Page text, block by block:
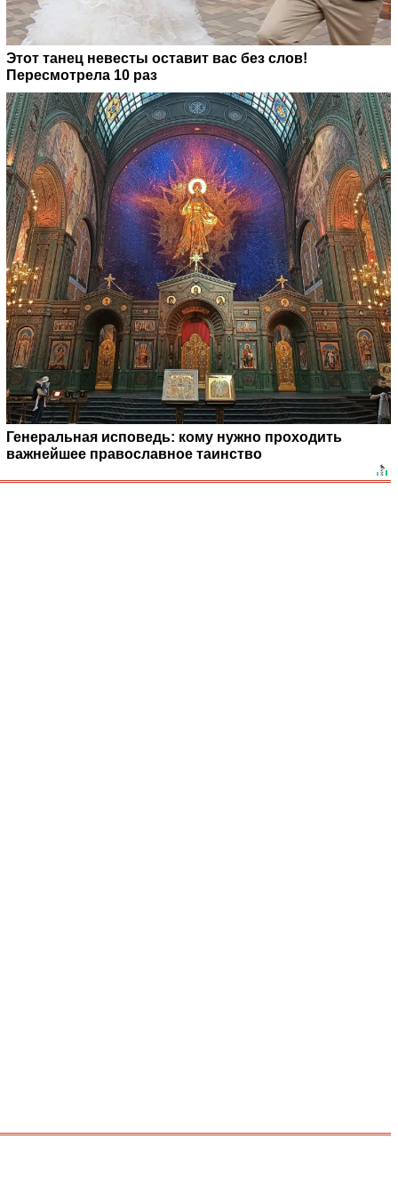
Этот танец невесты оставит вас без слов!
Пересмотрела 10 раз
Генеральная исповедь: кому нужно проходить
важнейшее православное таинство